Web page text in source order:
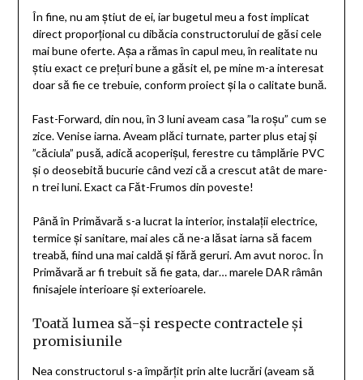
În fine, nu am știut de ei, iar bugetul meu a fost implicat
direct proporțional cu dibăcia constructorului de găsi cele
mai bune oferte. Așa a rămas în capul meu, în realitate nu
știu exact ce prețuri bune a găsit el, pe mine m-a interesat
doar să fie ce trebuie, conform proiect și la o calitate bună.
Fast-Forward, din nou, în 3 luni aveam casa ”la roșu” cum se
zice. Venise iarna. Aveam plăci turnate, parter plus etaj și
”căciula” pusă, adică acoperișul, ferestre cu tâmplărie PVC
și o deosebită bucurie când vezi că a crescut atât de mare-
n trei luni. Exact ca Făt-Frumos din poveste!
Până în Primăvară s-a lucrat la interior, instalații electrice,
termice și sanitare, mai ales că ne-a lăsat iarna să facem
treabă, fiind una mai caldă și fără geruri. Am avut noroc. În
Primăvară ar fi trebuit să fie gata, dar… marele DAR râmân
finisajele interioare și exterioarele.
Toată lumea să-și respecte contractele și
promisiunile
Nea constructorul s-a împărțit prin alte lucrări (aveam să